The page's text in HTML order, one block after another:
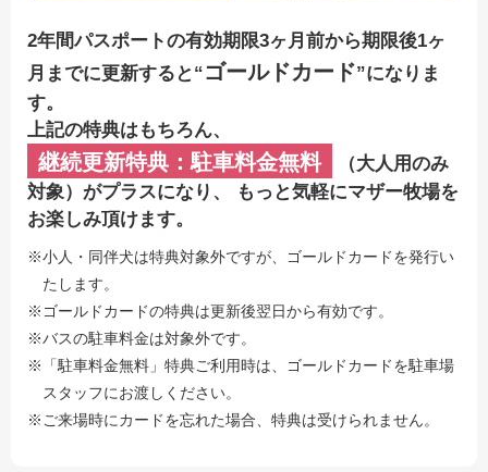
2年間パスポートの有効期限3ヶ月前から期限後1ヶ
月までに更新すると“ゴールドカード”になりま
す。
上記の特典はもちろん、
継続更新特典：駐車料金無料
（大人用のみ
対象）がプラスになり、
もっと気軽にマザー牧場を
お楽しみ頂けます。
※小人・同伴犬は特典対象外ですが、ゴールドカードを発行い
たします。
※ゴールドカードの特典は更新後翌日から有効です。
※バスの駐車料金は対象外です。
※「駐車料金無料」特典ご利用時は、ゴールドカードを駐車場
スタッフにお渡しください。
※ご来場時にカードを忘れた場合、特典は受けられません。